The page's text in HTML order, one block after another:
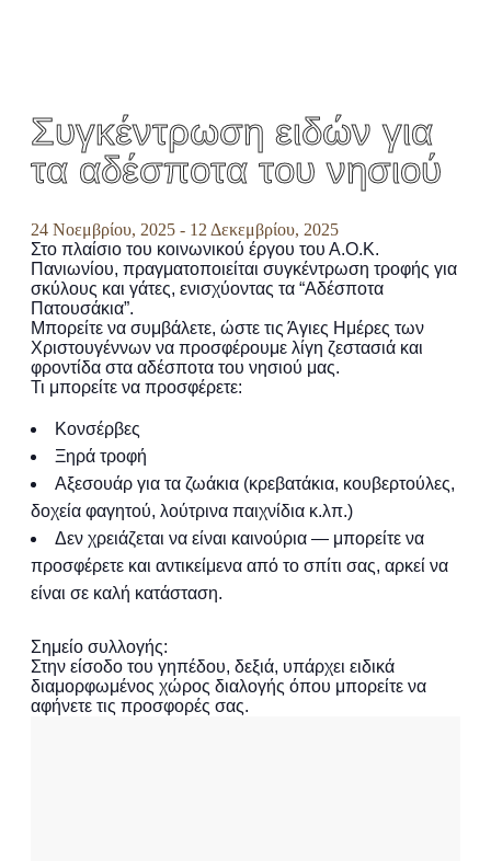
Συγκέντρωση ειδών για
τα αδέσποτα του νησιού
24 Νοεμβρίου, 2025 - 12 Δεκεμβρίου, 2025
Στο πλαίσιο του κοινωνικού έργου του Α.Ο.Κ.
Πανιωνίου, πραγματοποιείται συγκέντρωση τροφής για
σκύλους και γάτες, ενισχύοντας τα “Αδέσποτα
Πατουσάκια”.
Μπορείτε να συμβάλετε, ώστε τις Άγιες Ημέρες των
Χριστουγέννων να προσφέρουμε λίγη ζεστασιά και
φροντίδα στα αδέσποτα του νησιού μας.
Τι μπορείτε να προσφέρετε:
Κονσέρβες
Ξηρά τροφή
Αξεσουάρ για τα ζωάκια (κρεβατάκια, κουβερτούλες,
δοχεία φαγητού, λούτρινα παιχνίδια κ.λπ.)
Δεν χρειάζεται να είναι καινούρια — μπορείτε να
προσφέρετε και αντικείμενα από το σπίτι σας, αρκεί να
είναι σε καλή κατάσταση.
Σημείο συλλογής:
Στην είσοδο του γηπέδου, δεξιά, υπάρχει ειδικά
διαμορφωμένος χώρος διαλογής όπου μπορείτε να
αφήνετε τις προσφορές σας.